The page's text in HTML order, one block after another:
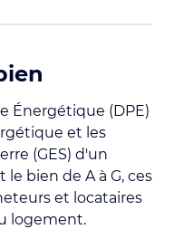
Énergétique (DPE)
et les
(GES) d'un
le bien de A à G, ces
et locataires
logement.